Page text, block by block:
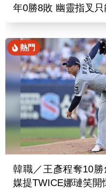
年0勝8敗 幽靈指叉
熱門
韓職／王彥程奪10
媒提TWICE娜璉笑開